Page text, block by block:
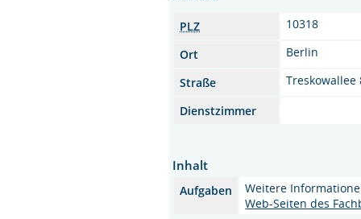
PLZ
10318
Ort
Berlin
Straße
Treskowallee
Dienstzimmer
Inhalt
Aufgaben
Weitere
Web-Seiten des